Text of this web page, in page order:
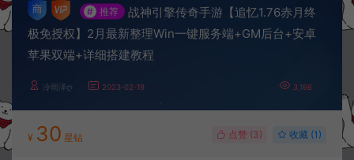
# 推荐
战神引擎传奇手游【追忆1.76赤月终
极免授权】2月最新整理Win一键服务端+GM后台+安卓
苹果双端+详细搭建教程
冷雨泽ღ 2023-02-19 3,166
¥ 30 星钻 点赞 (3) 收藏 (1)